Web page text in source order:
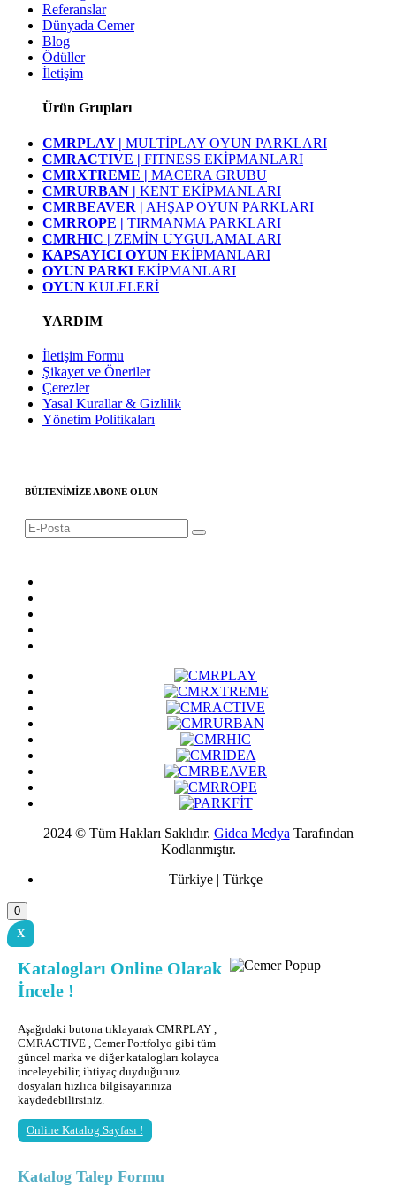
Referanslar
Dünyada Cemer
Blog
Ödüller
İletişim
Ürün Grupları
CMRPLAY | MULTİPLAY OYUN PARKLARI
CMRACTIVE | FITNESS EKİPMANLARI
CMRXTREME | MACERA GRUBU
CMRURBAN | KENT EKİPMANLARI
CMRBEAVER | AHŞAP OYUN PARKLARI
CMRROPE | TIRMANMA PARKLARI
CMRHIC | ZEMİN UYGULAMALARI
KAPSAYICI OYUN EKİPMANLARI
OYUN PARKI EKİPMANLARI
OYUN KULELERİ
YARDIM
İletişim Formu
Şikayet ve Öneriler
Çerezler
Yasal Kurallar & Gizlilik
Yönetim Politikaları
BÜLTENİMİZE ABONE OLUN
2024 © Tüm Hakları Saklıdır. Gidea Medya Tarafından
Kodlanmıştır.
Türkiye | Türkçe
0
X
Katalogları Online Olarak
İncele !
Aşağıdaki butona tıklayarak CMRPLAY ,
CMRACTIVE , Cemer Portfolyo gibi tüm
güncel marka ve diğer katalogları kolayca
inceleyebilir, ihtiyaç duyduğunuz
dosyaları hızlıca bilgisayarınıza
kaydedebilirsiniz.
Online Katalog Sayfası !
Katalog Talep Formu